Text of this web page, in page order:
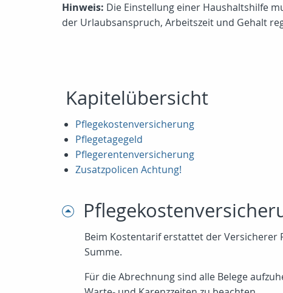
Hinweis: Die Einstellung einer Haushaltshilfe
der Urlaubsanspruch, Arbeitszeit und Gehalt
Kapitelübersicht
Pflegekostenversicherung
Pflegetagegeld
Pflegerentenversicherung
Zusatzpolicen Achtung!
Beim Kostentarif erstattet der Versicherer
Summe.
Für die Abrechnung sind alle Belege